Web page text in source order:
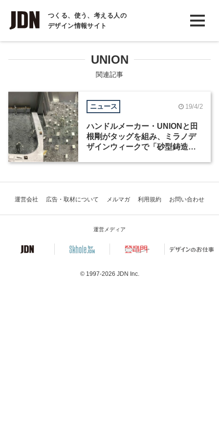
つくる、使う、考える人の
デザイン情報サイト
INTERVIEW
インタビュー
COLUMN
コラム
UNION
関連記事
ニュース 19/4/2
ハンドルメーカー・UNIONと田
根剛がタッグを組み、ミラノデ
ザインウィークで「砂型鋳造」
運営会社 広告・取材について メルマガ 利用規約 お問い合わせ
運営メディア
© 1997-2026 JDN Inc.